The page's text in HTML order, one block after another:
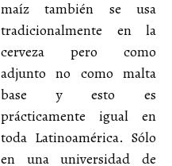
maíz también se usa
tradicionalmente en la
cerveza pero como
adjunto no como malta
base y esto es
prácticamente igual en
toda Latinoamérica. Sólo
en una universidad de